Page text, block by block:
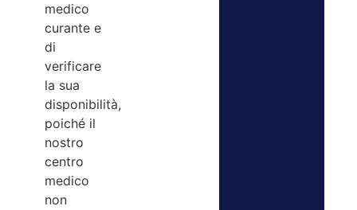
medico
curante e
di
verificare
la sua
disponibilità,
poiché il
nostro
centro
medico
non